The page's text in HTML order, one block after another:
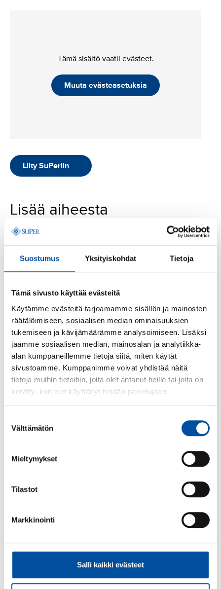
Suostumus Yksityiskohdat Tietoja
Tämä sivusto käyttää evästeitä
Käytämme evästeitä tarjoamamme sisällön ja mainosten
räätälöimiseen, sosiaalisen median ominaisuuksien
tukemiseen ja kävijämäärämme analysoimiseen. Lisäksi
jaamme sosiaalisen median, mainosalan ja analytiikka-
alan kumppaneillemme tietoja siitä, miten käytät
sivustoamme. Kumppanimme voivat yhdistää näitä
tietoja muihin tietoihin, joita olet antanut heille tai joita on
kerätty, kun olet käyttänyt heidän palvelujaan.
valinta
Välttämätön
Mieltymykset
Tilastot
Markkinointi
Salli kaikki evästeet
Tämä sisältö vaatii evästeet.
Muuta evästeasetuksia
Liity SuPeriin
Lisää aiheesta
SuPer on hyväksynyt
neuvottelutuloksen
varhaiskasvatusalan
työehtosopimuksesta
Lue seuraavaksi
Tekojen tori -kampanja starttaa jälleen –